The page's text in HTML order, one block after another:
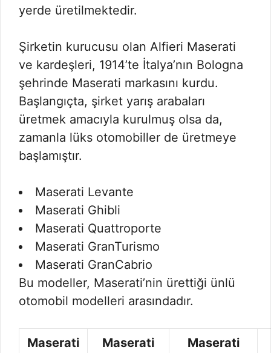
yerde üretilmektedir.
Şirketin kurucusu olan Alfieri Maserati
ve kardeşleri, 1914’te İtalya’nın Bologna
şehrinde Maserati markasını kurdu.
Başlangıçta, şirket yarış arabaları
üretmek amacıyla kurulmuş olsa da,
zamanla lüks otomobiller de üretmeye
başlamıştır.
Maserati Levante
Maserati Ghibli
Maserati Quattroporte
Maserati GranTurismo
Maserati GranCabrio
Bu modeller, Maserati’nin ürettiği ünlü
otomobil modelleri arasındadır.
Maserati
Maserati
Maserati